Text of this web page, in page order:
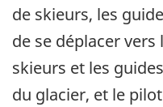
de skieurs, les
de se déplacer vers
skieurs et les
du glacier, et le